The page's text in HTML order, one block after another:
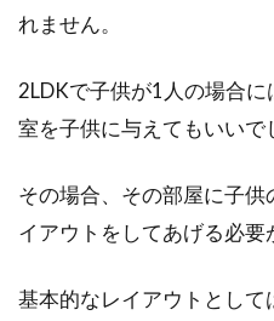
れません。
2LDKで子供が1人の場合
室を子供に与えてもいいで
その場合、その部屋に子
イアウトをしてあげる必要
基本的なレイアウトとし